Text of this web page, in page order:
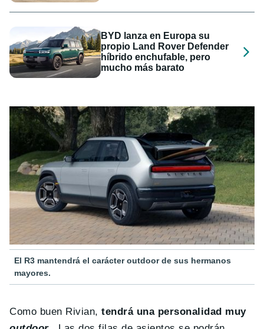
BYD lanza en Europa su
propio Land Rover Defender
híbrido enchufable, pero
mucho más barato
El R3 mantendrá el carácter outdoor de sus hermanos
mayores.
Como buen Rivian, tendrá una personalidad muy